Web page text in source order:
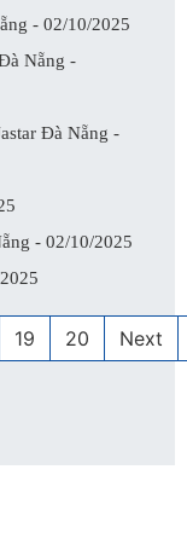
- 02/10/2025
Nẵng -
Đà Nẵng -
- 02/10/2025
19 20 Next